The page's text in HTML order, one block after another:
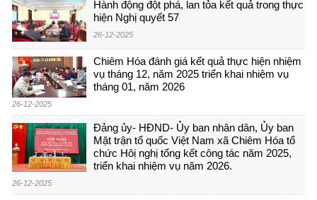
Hành động đột phá, lan tỏa kết quả trong thực
hiện Nghị quyết 57
26-12-2025
Chiêm Hóa đánh giá kết quả thực hiện nhiệm
vụ tháng 12, năm 2025 triển khai nhiệm vụ
tháng 01, năm 2026
26-12-2025
Đảng ủy- HĐND- Ủy ban nhân dân, Ủy ban
Mặt trận tổ quốc Việt Nam xã Chiêm Hóa tổ
chức Hôị nghị tổng kết công tác năm 2025,
triển khai nhiệm vụ năm 2026.
26-12-2025